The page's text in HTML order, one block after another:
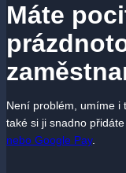
Máte
Není problém, umíme i
také si ji snadno
nebo Google Pay.